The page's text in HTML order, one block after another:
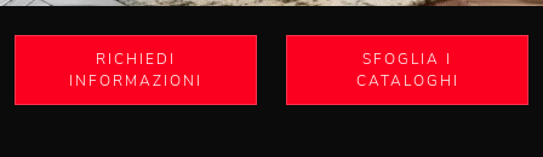
RICHIEDI
INFORMAZIONI
SFOGLIA I
CATALOGHI